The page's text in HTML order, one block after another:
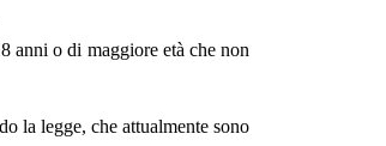
anni o di maggiore età che non
la legge, che attualmente sono